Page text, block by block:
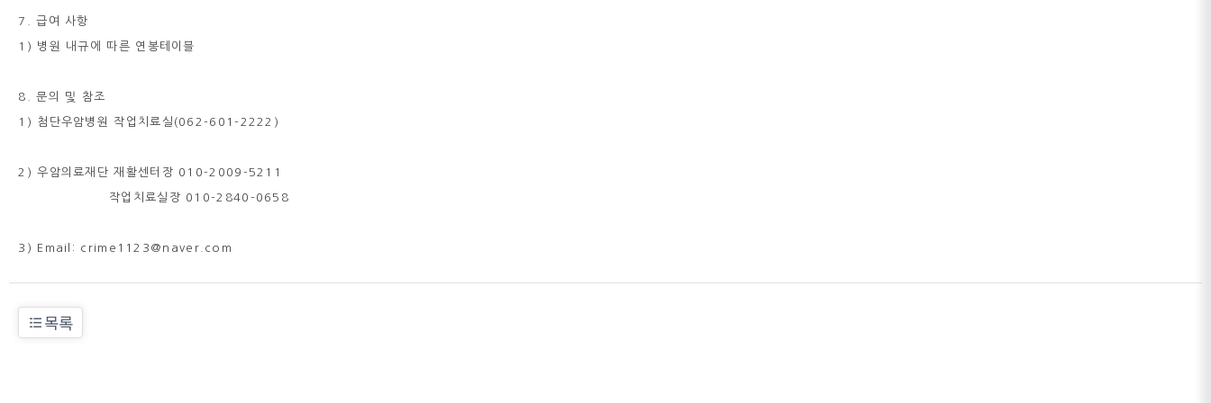
7. 급여 사항
1) 병원 내규에 따른 연봉테이블
8. 문의 및 참조
1) 첨단우암병원 작업치료실(062-601-2222)
2) 우암의료재단 재활센터장 010-2009-5211
작업치료실장 010-2840-0658
3) Email: crime1123@naver.com
목록